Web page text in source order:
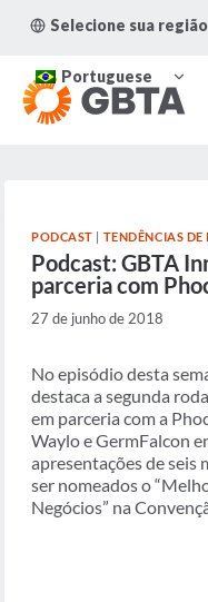
para
Conteúdo
Selecione sua região
Portuguese
PODCAST | TENDÊNCIAS DE
Podcast: GBTA
parceria com
27 de junho de 2018
No episódio desta
destaca a segunda
em parceria com a
Waylo e GermFalcon
apresentações de seis
ser nomeados o
Negócios” na